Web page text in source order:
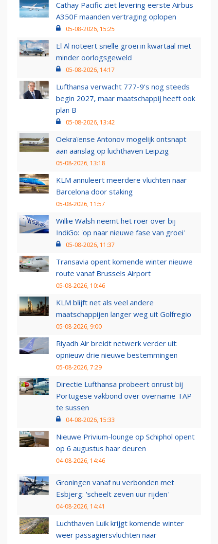
Cathay Pacific ziet levering eerste Airbus
A350F maanden vertraging oplopen
05-08-2026, 15:25
El Al noteert snelle groei in kwartaal met
minder oorlogsgeweld
05-08-2026, 14:17
Lufthansa verwacht 777-9’s nog steeds
begin 2027, maar maatschappij heeft ook
plan B
05-08-2026, 13:42
Oekraïense Antonov mogelijk ontsnapt
aan aanslag op luchthaven Leipzig
05-08-2026, 13:18
KLM annuleert meerdere vluchten naar
Barcelona door staking
05-08-2026, 11:57
Willie Walsh neemt het roer over bij
IndiGo: 'op naar nieuwe fase van groei'
05-08-2026, 11:37
Transavia opent komende winter nieuwe
route vanaf Brussels Airport
05-08-2026, 10:46
KLM blijft net als veel andere
maatschappijen langer weg uit Golfregio
05-08-2026, 9:00
Riyadh Air breidt netwerk verder uit:
opnieuw drie nieuwe bestemmingen
05-08-2026, 7:29
Directie Lufthansa probeert onrust bij
Portugese vakbond over overname TAP
te sussen
04-08-2026, 15:33
Nieuwe Privium-lounge op Schiphol opent
op 6 augustus haar deuren
04-08-2026, 14:46
Groningen vanaf nu verbonden met
Esbjerg: 'scheelt zeven uur rijden'
04-08-2026, 14:41
Luchthaven Luik krijgt komende winter
weer passagiersvluchten naar